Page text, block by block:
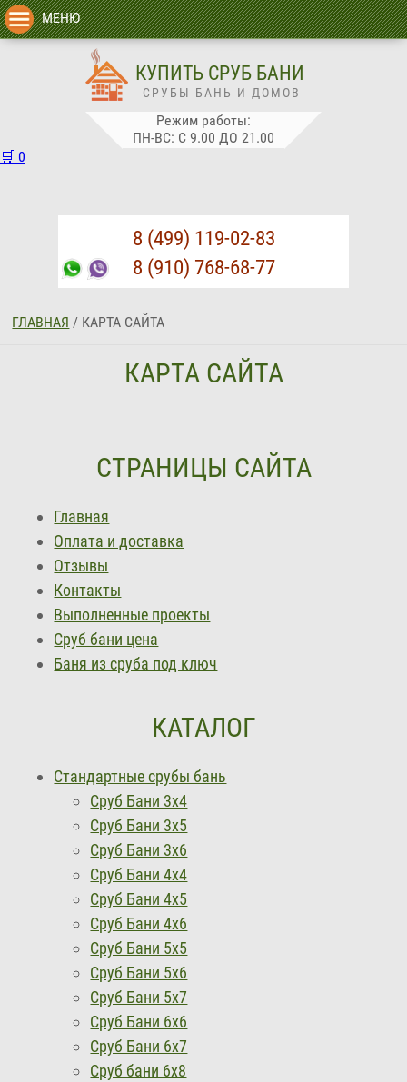
8 (499) 119-02-83
8 (910) 768-68-77
МЕНЮ
КУПИТЬ СРУБ БАНИ
СРУБЫ БАНЬ И ДОМОВ
Режим работы:
ПН-ВС: С 9.00 ДО 21.00
🛒 0
ГЛАВНАЯ / КАРТА САЙТА
КАРТА САЙТА
СТРАНИЦЫ САЙТА
Главная
Оплата и доставка
Отзывы
Контакты
Выполненные проекты
Сруб бани цена
Баня из сруба под ключ
КАТАЛОГ
Стандартные срубы бань
Сруб Бани 3х4
Сруб Бани 3х5
Сруб Бани 3х6
Сруб Бани 4х4
Сруб Бани 4х5
Сруб Бани 4х6
Сруб Бани 5х5
Сруб Бани 5х6
Сруб Бани 5х7
Сруб Бани 6х6
Сруб Бани 6х7
Сруб бани 6х8